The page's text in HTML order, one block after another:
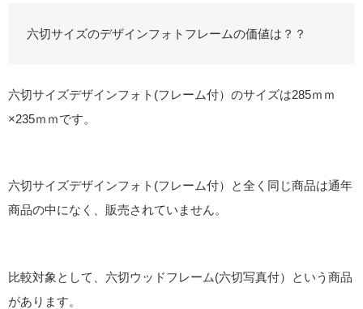
六切サイズのデザインフォトフレームの価値は？？
六切サイズデザインフォト(フレーム付）のサイズは285ｍｍ
×235ｍｍです。
六切サイズデザインフォト(フレーム付）と全く同じ商品は通年
商品の中になく、販売されていません。
比較対象として、六切ウッドフレーム(六切写真付）という商品
があります。